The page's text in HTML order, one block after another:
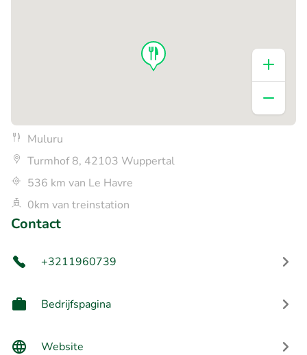
Muluru
Turmhof 8, 42103 Wuppertal
536 km van Le Havre
0km van treinstation
Contact
+3211960739
Bedrijfspagina
Website